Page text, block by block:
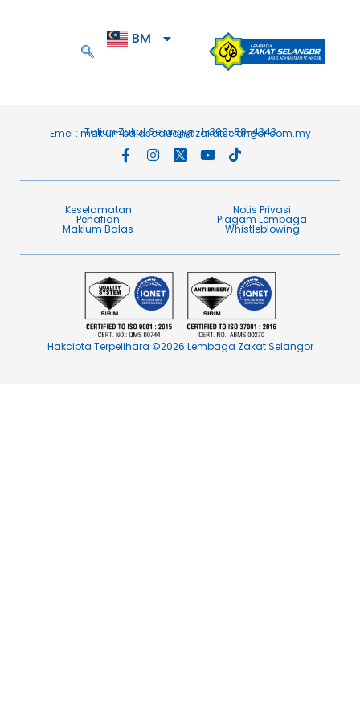
BM
EN
Talian Zakat Selangor : 1-300-88-4343
Emel : maklumbalasaduan@zakatselangor.com.my
Keselamatan Notis Privasi
Penafian​ Piagam Lembaga​
Maklum Balas​ Whistleblowing
Hakcipta Terpelihara ©2026 Lembaga Zakat Selangor